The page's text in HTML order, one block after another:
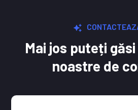
Mai jos puteți
noastre de